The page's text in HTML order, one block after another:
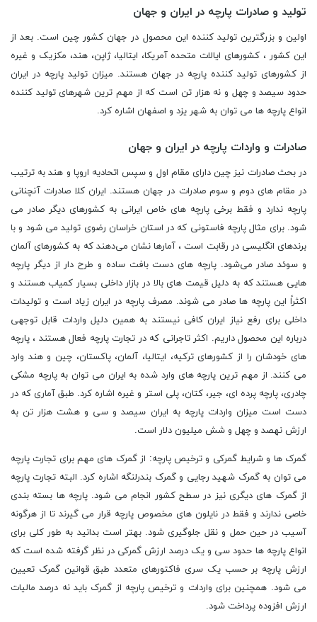
تولید و صادرات پارچه در ایران و جهان
اولین و بزرگترین تولید کننده این محصول در جهان کشور چین است. بعد از
این کشور ، کشورهای ایالات متحده آمریکا، ایتالیا، ژاپن، هند، مکزیک و غیره
از کشورهای تولید کننده پارچه در جهان هستند. میزان تولید پارچه در ایران
حدود سیصد و چهل و نه هزار تن است که از مهم‌ ترین شهرهای تولید کننده
انواع پارچه ها می‌ توان به شهر یزد و اصفهان اشاره کرد.
صادرات و واردات پارچه در ایران و جهان
در بحث صادرات نیز چین دارای مقام اول و سپس اتحادیه اروپا و هند به ترتیب
در مقام های دوم و سوم صادرات در جهان هستند. ایران کلا صادرات آنچنانی
پارچه ندارد و فقط برخی پارچه های خاص ایرانی به کشورهای دیگر صادر می
شود. برای مثال پارچه فاستونی که در استان خراسان رضوی تولید می شود و با
برندهای انگلیسی در رقابت است ، آمارها نشان می‌دهند که به کشورهای آلمان
و سوئد صادر می‌شود. پارچه‌ های دست بافت ساده و طرح دار از دیگر پارچه
هایی هستند که به دلیل قیمت های بالا در بازار داخلی بسیار کمیاب هستند و
اکثراً این پارچه ها صادر می شوند. مصرف پارچه در ایران زیاد است و تولیدات
داخلی برای رفع نیاز ایران کافی نیستند به همین دلیل واردات قابل توجهی
درباره این محصول داریم. اکثر تاجرانی که در تجارت پارچه فعال هستند ، پارچه
های خودشان را از کشورهای ترکیه، ایتالیا، آلمان، پاکستان، چین و هند وارد
می کنند. از مهم ترین پارچه های وارد شده به ایران می توان به پارچه مشکی
چادری، پارچه پرده ای، جیر، کتان، پلی استر و غیره اشاره کرد. طبق آماری که در
دست است میزان واردات پارچه به ایران سیصد و سی و هشت هزار تن به
ارزش نهصد و چهل و شش میلیون دلار است.
گمرک ها و شرایط گمرکی و ترخیص پارچه: از گمرک های مهم برای تجارت پارچه
می توان به گمرک شهید رجایی و گمرک بندرلنگه اشاره کرد. البته تجارت پارچه
از گمرک های دیگری نیز در سطح کشور انجام می شود. پارچه‌ ها بسته بندی
خاصی ندارند و فقط در نایلون های مخصوص پارچه قرار می گیرند تا از هرگونه
آسیب در حین حمل و نقل جلوگیری شود. بهتر است بدانید به طور کلی برای
انواع پارچه ها حدود سی و یک درصد ارزش گمرکی در نظر گرفته شده است که
ارزش پارچه بر حسب یک سری فاکتورهای متعدد طبق قوانین گمرک تعیین
می شود. همچنین برای واردات و ترخیص پارچه از گمرک باید نه درصد مالیات
ارزش افزوده پرداخت شود.